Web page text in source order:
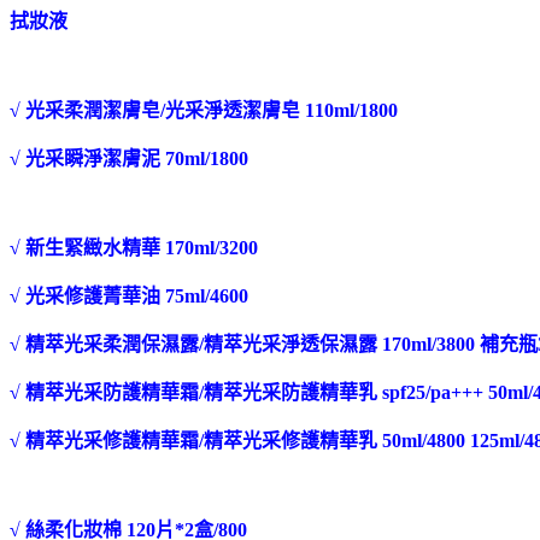
拭妝液
√ 光采柔潤潔膚皂/光采淨透潔膚皂 110ml/1800
√ 光采瞬淨潔膚泥 70ml/1800
√ 新生緊緻水精華 170ml/3200
√ 光采修護菁華油 75ml/4600
√ 精萃光采柔潤保濕露/精萃光采淨透保濕露 170ml/3800 補充瓶
√ 精萃光采防護精華霜/精萃光采防護精華乳 spf25/pa+++ 50ml/
√ 精萃光采修護精華霜/精萃光采修護精華乳 50ml/4800 125ml/
√ 絲柔化妝棉 120片*2盒/800